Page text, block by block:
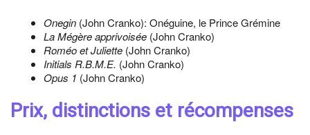
Onegin (John Cranko): Onéguine, le Prince Grémine
La Mégère apprivoisée (John Cranko)
Roméo et Juliette (John Cranko)
Initials R.B.M.E. (John Cranko)
Opus 1 (John Cranko)
Prix, distinctions et récompenses